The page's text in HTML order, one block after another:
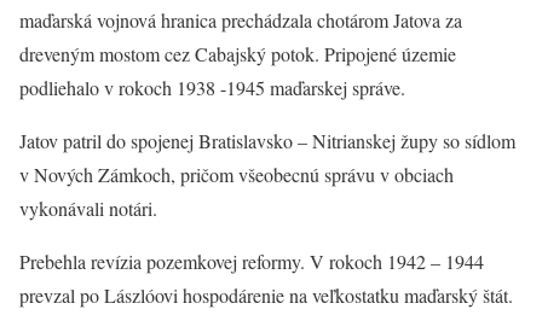
maďarská vojnová hranica prechádzala chotárom Jatova za
dreveným mostom cez Cabajský potok. Pripojené územie
podliehalo v rokoch 1938 -1945 maďarskej správe.
Jatov patril do spojenej Bratislavsko – Nitrianskej župy so sídlom
v Nových Zámkoch, pričom všeobecnú správu v obciach
vykonávali notári.
Prebehla revízia pozemkovej reformy. V rokoch 1942 – 1944
prevzal po Lászlóovi hospodárenie na veľkostatku maďarský štát.